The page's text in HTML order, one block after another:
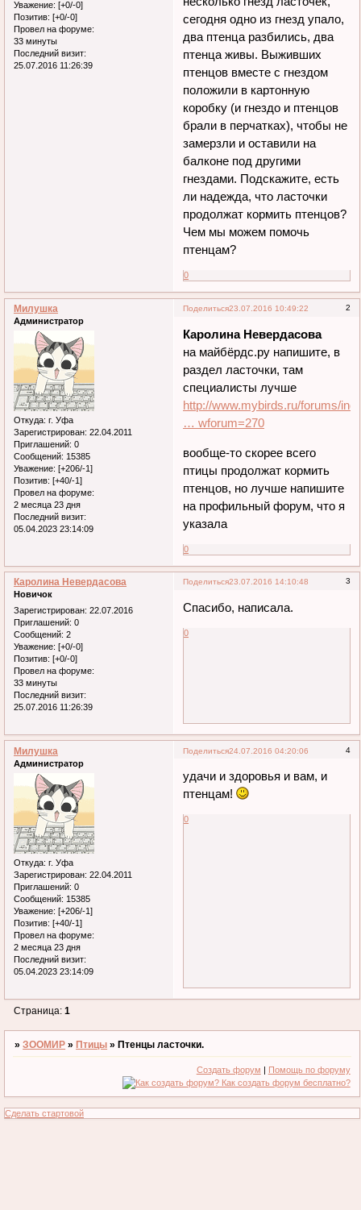
Уважение: [+0/-0]
Позитив: [+0/-0]
Провел на форуме:
33 минуты
Последний визит:
25.07.2016 11:26:39
сегодня одно из гнезд упало,
два птенца разбились, два
птенца живы. Выживших
птенцов вместе с гнездом
положили в картонную
коробку (и гнездо и птенцов
брали в перчатках), чтобы не
замерзли и оставили на
балконе под другими
гнездами. Подскажите, есть
ли надежда, что ласточки
продолжат кормить птенцов?
Чем мы можем помочь
птенцам?
0
Поделиться 2
23.07.2016 10:49:22
Милушка
Администратор
Откуда: г. Уфа
Зарегистрирован: 22.04.2011
Приглашений: 0
Сообщений: 15385
Уважение: [+206/-1]
Позитив: [+40/-1]
Провел на форуме:
2 месяца 23 дня
Последний визит:
05.04.2023 23:14:09
Каролина Невердасова
на майбёрдс.ру напишите, в
раздел ласточки, там
специалисты лучше
http://www.mybirds.ru/forums/
… wforum=270
вообще-то скорее всего
птицы продолжат кормить
птенцов, но лучше напишите
на профильный форум, что я
указала
0
Поделиться 3
23.07.2016 14:10:48
Каролина Невердасова
Новичок
Зарегистрирован: 22.07.2016
Приглашений: 0
Сообщений: 2
Уважение: [+0/-0]
Позитив: [+0/-0]
Провел на форуме:
33 минуты
Последний визит:
25.07.2016 11:26:39
Спасибо, написала.
0
Поделиться 4
24.07.2016 04:20:06
Милушка
Администратор
Откуда: г. Уфа
Зарегистрирован: 22.04.2011
Приглашений: 0
Сообщений: 15385
Уважение: [+206/-1]
Позитив: [+40/-1]
Провел на форуме:
2 месяца 23 дня
Последний визит:
05.04.2023 23:14:09
удачи и здоровья и вам, и
птенцам!
0
Страница:1
»ЗООМИР »Птицы »Птенцы ласточки.
Создать форум | Помощь по форуму
Сделать стартовой